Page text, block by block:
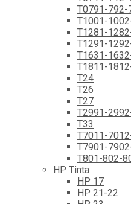
T0791-792-
T1001-
T1281-
T1291-
T1631-
T1811-
T24
T26
T27
T2991-
T33
T7011-
T7901-
T801-802-
HP Tinta
HP 17
HP 21-22